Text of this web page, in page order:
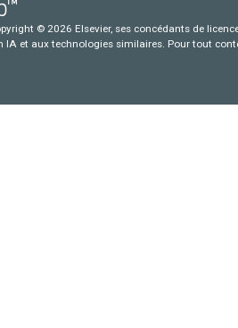
© 2026 Elsevier, ses concédants de
IA et aux technologies similaires. Pour tout